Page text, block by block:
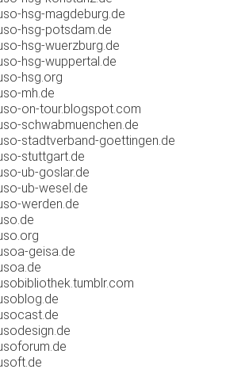
hsg-magdeburg.de
hsg-potsdam.de
hsg-wuerzburg.de
hsg-wuppertal.de
hsg.org
mh.de
on-tour.blogspot.com
schwabmuenchen.de
stadtverband-goettingen.de
stuttgart.de
ub-goslar.de
ub-wesel.de
werden.de
geisa.de